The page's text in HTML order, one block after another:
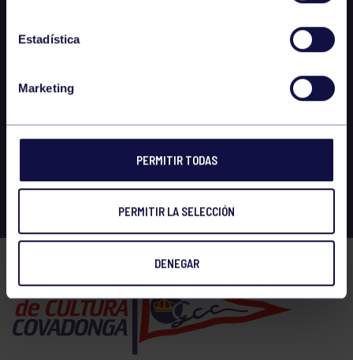
Estadística
Marketing
PERMITIR TODAS
PERMITIR LA SELECCIÓN
DENEGAR